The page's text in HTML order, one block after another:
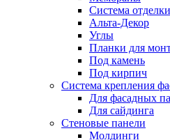
Система
Альта-Декор
Углы
Планки для
Под камень
Под кирпич
Система крепления
Для фасадных
Для сайдинга
Стеновые панели
Молдинги